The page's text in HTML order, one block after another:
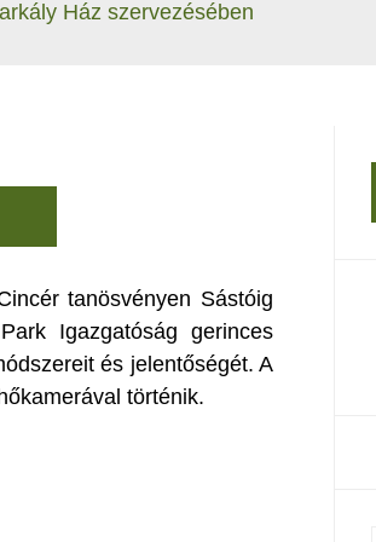
Ház szervezésében
tanösvényen Sástóig
Igazgatóság gerinces
és jelentőségét. A
történik.